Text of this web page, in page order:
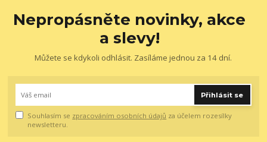
Nepropásněte novinky, akce
a slevy!
Můžete se kdykoli odhlásit. Zasíláme jednou za 14 dní.
Přihlásit se
Souhlasím se zpracováním osobních údajů za účelem rozesílky
newsletteru.